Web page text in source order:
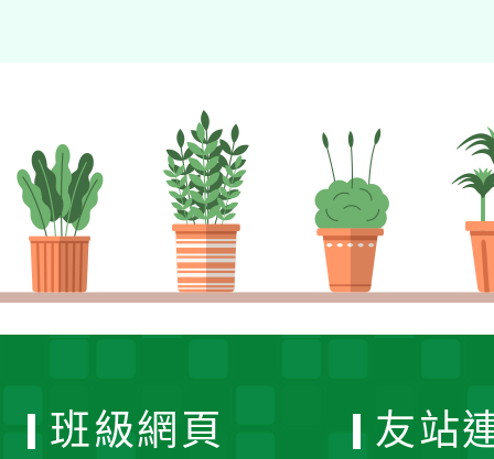
班級網頁 友站